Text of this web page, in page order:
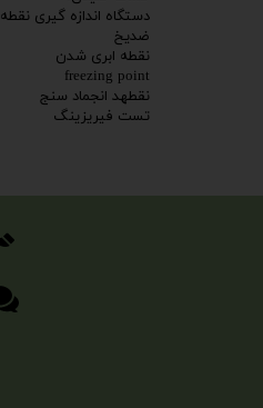
دستگاه اندازه گیری نقطه
ضدیخ
نقطه ابری شدن
freezing point
نقطهد انجماد سنج
تست فیریزینگ